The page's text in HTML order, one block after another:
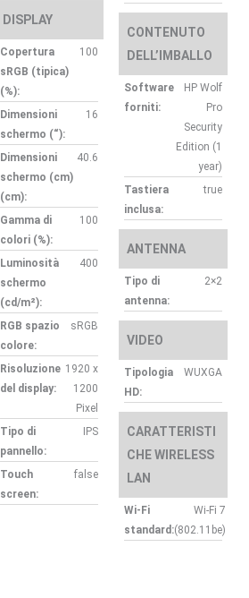
DISPLAY
Copertura
sRGB (tipica)
(%):
100
Dimensioni
schermo (“):
16
Dimensioni
schermo (cm)
(cm):
40.6
Gamma di
colori (%):
100
Luminosità
schermo
(cd/m²):
400
RGB spazio
colore:
sRGB
Risoluzione
del display:
1920 x
1200
Pixel
Tipo di
pannello:
IPS
Touch
screen:
false
CONTENUTO
DELL’IMBALLO
Software
forniti:
HP Wolf
Pro
Security
Edition (1
year)
Tastiera
inclusa:
true
ANTENNA
Tipo di
antenna:
2×2
VIDEO
Tipologia
HD:
WUXGA
CARATTERISTI
CHE WIRELESS
LAN
Wi-Fi
standard:
Wi-Fi 7
(802.11be)